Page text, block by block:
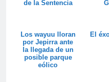
de la Sentencia
Los wayuu lloran
por Jepirra ante
la llegada de un
posible parque
eólico
El